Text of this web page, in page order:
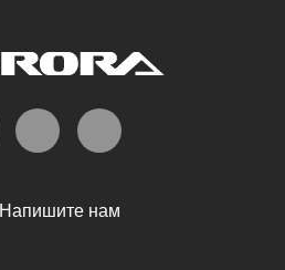
Напишите нам